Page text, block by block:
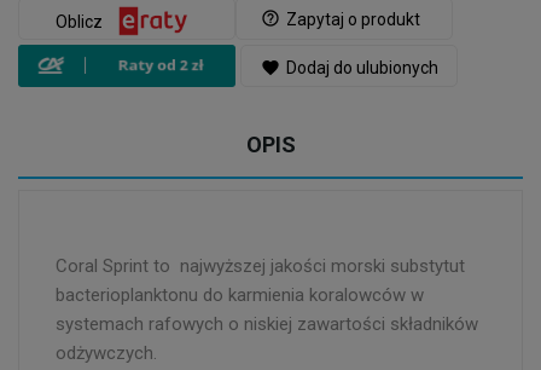
help_outline Zapytaj o produkt
Oblicz
favorite Dodaj do ulubionych
OPIS
Coral Sprint to najwyższej jakości morski substytut
bacterioplanktonu do karmienia koralowców w
systemach rafowych o niskiej zawartości składników
odżywczych.